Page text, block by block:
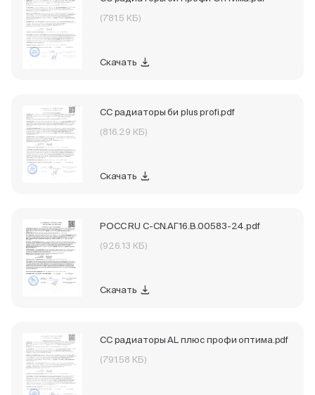
(781.5 КБ)
Скачать
СС радиаторы би plus profi.pdf
(816.29 КБ)
Скачать
РОСС RU С-CN.АГ16.В.00583-24.pdf
(926.13 КБ)
Скачать
СС радиаторы AL плюс профи оптима.pdf
(791.58 КБ)